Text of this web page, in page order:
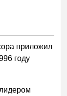
приложил
году